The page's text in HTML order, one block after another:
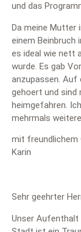
und das
Da meine Mutter
einem Beinbruch
es ideal wie nett
wurde. Es gab
anzupassen. Auf
gehoert und sind
heimgefahren.
mehrmals
mit freundlichem
Karin
Sehr geehrter
Unser Aufenthalt